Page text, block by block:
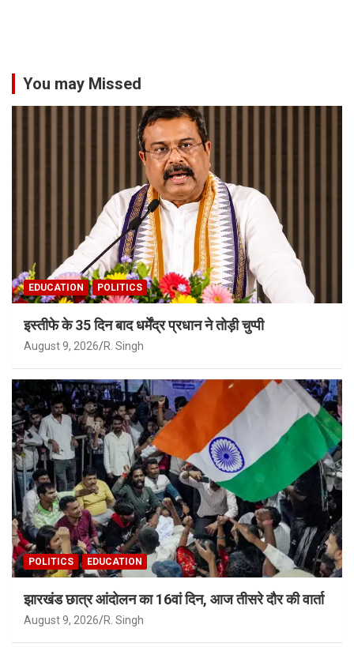
You may Missed
EDUCATION POLITICS
इस्तीफे के 35 दिन बाद धर्मेंद्र प्रधान ने तोड़ी चुप्पी
August 9, 2026 R. Singh
POLITICS EDUCATION
झारखंड छात्र आंदोलन का 16वां दिन, आज तीसरे दौर की वार्ता
August 9, 2026 R. Singh